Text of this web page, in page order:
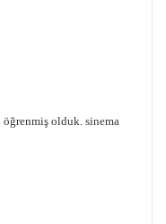
olduk. sinema